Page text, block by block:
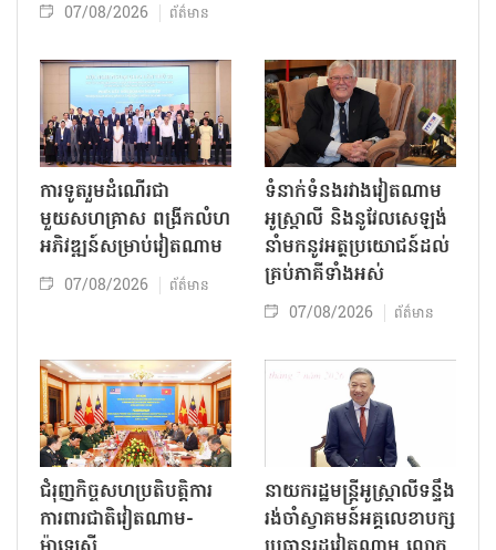
07/08/2026 ព័ត៌មាន
ការទូតរួមដំណើរជា
មួយសហគ្រាស ពង្រីកលំហ
អភិវឌ្ឍន៍សម្រាប់វៀតណាម
07/08/2026 ព័ត៌មាន
ទំនាក់ទំនងរវាងវៀតណាម
អូស្ត្រាលី និងនូវែលសេឡង់
នាំមកនូវអត្ថប្រយោជន៍ដល់
គ្រប់ភាគីទាំងអស់
07/08/2026 ព័ត៌មាន
ជំរុញកិច្ចសហប្រតិបត្តិការ
ការពារជាតិវៀតណាម-
នាយករដ្ឋមន្ត្រីអូស្ត្រាលីទន្ទឹង
រង់ចាំស្វាគមន៍អគ្គលេខាបក្ស